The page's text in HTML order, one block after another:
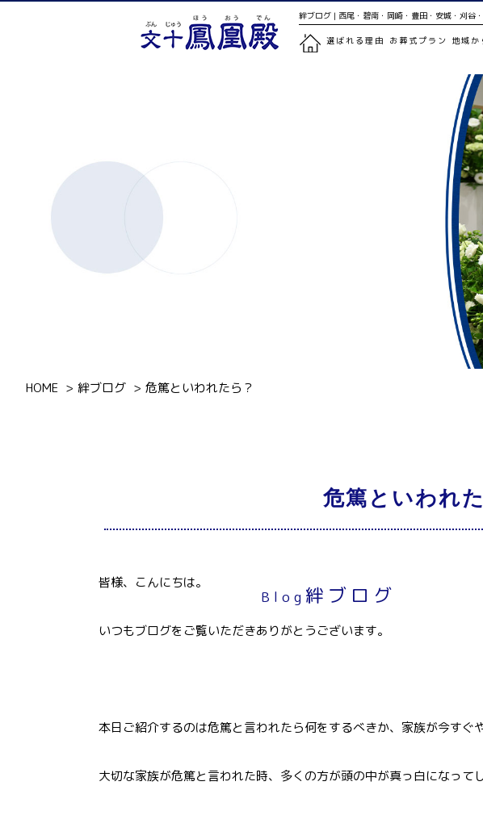
絆ブログ | 西尾・碧南・岡崎・豊田・安城・刈谷
選ばれる理由 お葬式プラン 地域か
Blog 絆ブログ
HOME 絆ブログ 危篤といわれたら？
危篤といわれ
皆様、こんにちは。
いつもブログをご覧いただきありがとうございます。
本日ご紹介するのは危篤と言われたら何をするべきか、家族が今すぐ
大切な家族が危篤と言われた時、多くの方が頭の中が真っ白になって